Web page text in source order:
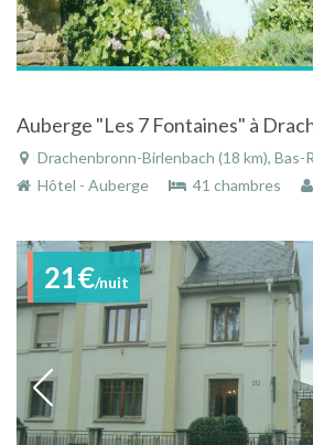
Drachenbronn-Birlenbach (18 km), Bas-Rhin,
Hôtel - Auberge
41 chambres
21€/nuit